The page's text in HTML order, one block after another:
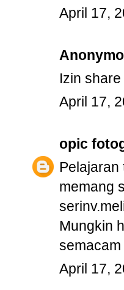
April 17,
Izin
April 17,
opic
Pelajaran
memang
Mungkin
semacam
April 17,